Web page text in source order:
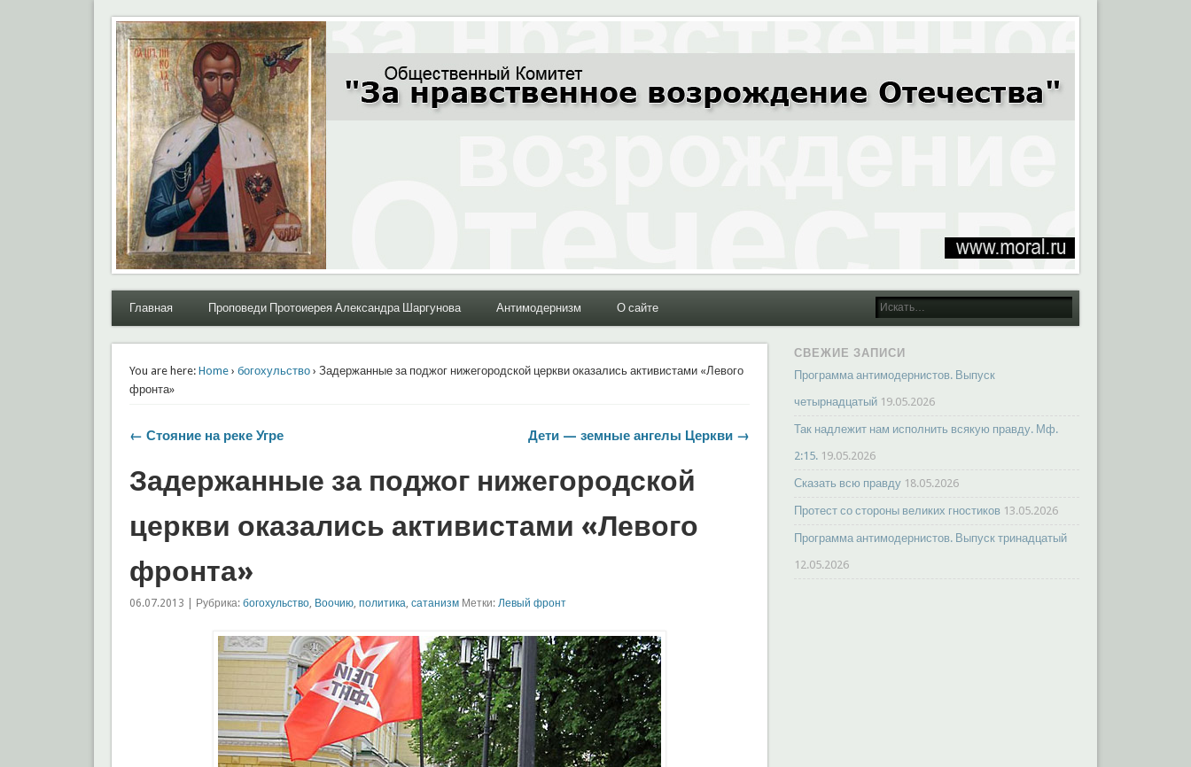
Moral.Ru
Общественный Комитет "За нравственное возрождение Отечества"
Главная Проповеди Протоиерея Александра Шаргунова Антимодернизм О сайте
You are here: Home› богохульство› Задержанные за поджог нижегородской церкви оказались активистами «Левого
фронта»
← Стояние на реке Угре Дети — земные ангелы Церкви →
Задержанные за поджог нижегородской
церкви оказались активистами «Левого
фронта»
06.07.2013 | Рубрика: богохульство, Воочию, политика, сатанизмМетки: Левый фронт
СВЕЖИЕ ЗАПИСИ
Программа антимодернистов. Выпуск
четырнадцатый 19.05.2026
Так надлежит нам исполнить всякую правду. Мф.
2:15. 19.05.2026
Сказать всю правду 18.05.2026
Протест со стороны великих гностиков 13.05.2026
Программа антимодернистов. Выпуск тринадцатый
12.05.2026